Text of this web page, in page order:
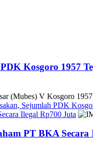
Kosgoro 1957
(Mubes) V Kosgoro
Sejumlah PDK
Ilegal Rp700 Juta
PT BKA